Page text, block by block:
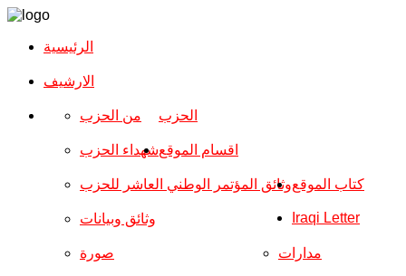
الرئيسية
الارشیف
الحزب من الحزب
شهداء الحزب
وثائق المؤتمر الوطني العاشر للحزب
وثائق وبيانات
اقسام الموقع
صورة مدارات
كتاب الموقع
Iraqi Letter